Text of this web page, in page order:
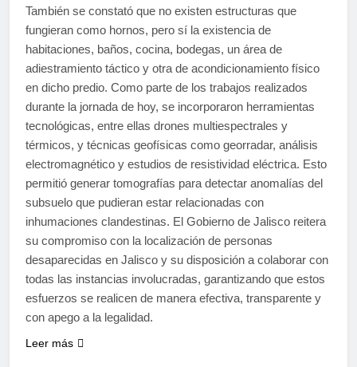
También se constató que no existen estructuras que
fungieran como hornos, pero sí la existencia de
habitaciones, baños, cocina, bodegas, un área de
adiestramiento táctico y otra de acondicionamiento físico
en dicho predio. Como parte de los trabajos realizados
durante la jornada de hoy, se incorporaron herramientas
tecnológicas, entre ellas drones multiespectrales y
térmicos, y técnicas geofísicas como georradar, análisis
electromagnético y estudios de resistividad eléctrica. Esto
permitió generar tomografías para detectar anomalías del
subsuelo que pudieran estar relacionadas con
inhumaciones clandestinas. El Gobierno de Jalisco reitera
su compromiso con la localización de personas
desaparecidas en Jalisco y su disposición a colaborar con
todas las instancias involucradas, garantizando que estos
esfuerzos se realicen de manera efectiva, transparente y
con apego a la legalidad.
Leer más